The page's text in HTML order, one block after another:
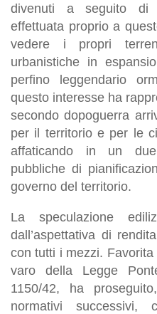
divenuti a seguito di
effettuata proprio a
vedere i propri
urbanistiche in
perfino leggendario
questo interesse ha
secondo dopoguerra
per il territorio e per le
affaticando in un
pubbliche di
governo del territorio.
La speculazione
dall’aspettativa di
con tutti i mezzi.
varo della Legge
1150/42, ha
normativi successivi,